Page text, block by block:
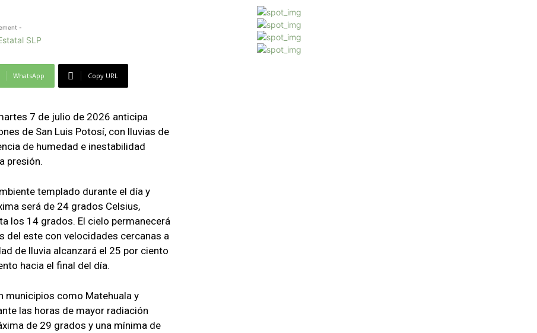
-
WhatsApp Copy URL
7 de julio de 2026 anticipa
de San Luis Potosí, con lluvias de
de humedad e inestabilidad
presión.
templado durante el día y
será de 24 grados Celsius,
los 14 grados. El cielo permanecerá
del este con velocidades cercanas a
de lluvia alcanzará el 25 por ciento
hacia el final del día.
municipios como Matehuala y
las horas de mayor radiación
de 29 grados y una mínima de